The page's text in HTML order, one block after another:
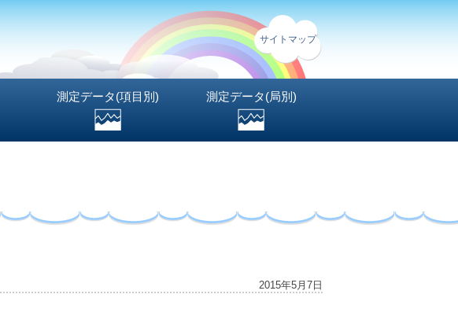
サイトマップ
測定データ(項目別) 測定データ(局別)
2015年5月7日